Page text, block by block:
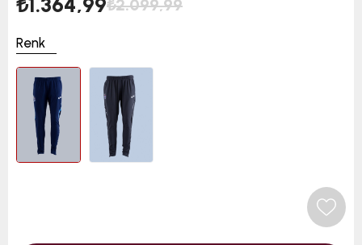
₺2.099,99
Renk